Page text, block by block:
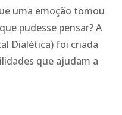
uma emoção tomou
pudesse pensar? A
Dialética) foi criada
que ajudam a